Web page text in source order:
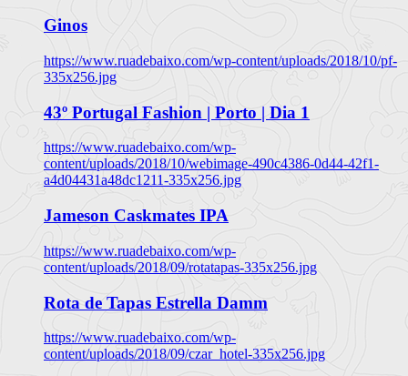
Ginos
https://www.ruadebaixo.com/wp-content/uploads/2018/10/pf-
335x256.jpg
43º Portugal Fashion | Porto | Dia 1
https://www.ruadebaixo.com/wp-
content/uploads/2018/10/webimage-490c4386-0d44-42f1-
a4d04431a48dc1211-335x256.jpg
Jameson Caskmates IPA
https://www.ruadebaixo.com/wp-
content/uploads/2018/09/rotatapas-335x256.jpg
Rota de Tapas Estrella Damm
https://www.ruadebaixo.com/wp-
content/uploads/2018/09/czar_hotel-335x256.jpg